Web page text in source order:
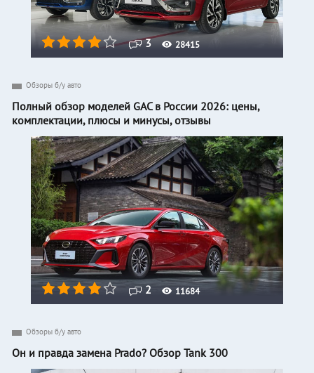
3 28415
2 11684
Обзоры б/у авто
Полный обзор моделей GAC в России 2026: цены,
комплектации, плюсы и минусы, отзывы
Обзоры б/у авто
Он и правда замена Prado? Обзор Tank 300